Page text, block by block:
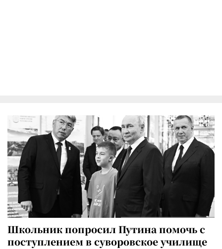
Школьник попросил Путина помочь с
поступлением в суворовское училище